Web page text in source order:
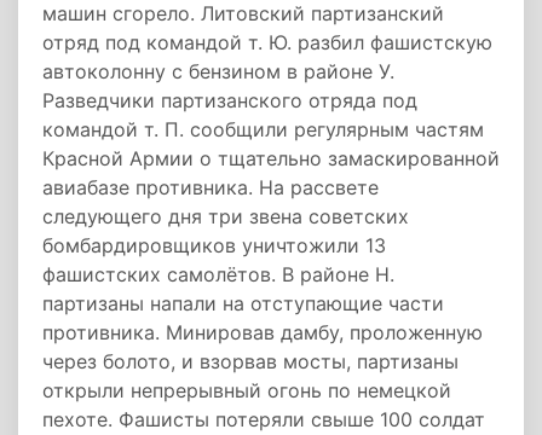
машин сгорело. Литовский партизанский
отряд под командой т. Ю. разбил фашистскую
автоколонну с бензином в районе У.
Разведчики партизанского отряда под
командой т. П. сообщили регулярным частям
Красной Армии о тщательно замаскированной
авиабазе противника. На рассвете
следующего дня три звена советских
бомбардировщиков уничтожили 13
фашистских самолётов. В районе Н.
партизаны напали на отступающие части
противника. Минировав дамбу, проложенную
через болото, и взорвав мосты, партизаны
открыли непрерывный огонь по немецкой
пехоте. Фашисты потеряли свыше 100 солдат